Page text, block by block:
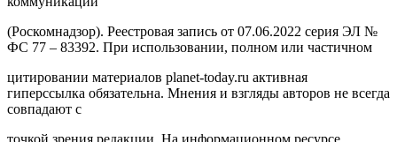
(Роскомнадзор). Реестровая запись от 07.06.2022 серия ЭЛ №
ФС 77 – 83392. При использовании, полном или частичном
цитировании материалов planet-today.ru активная
гиперссылка обязательна. Мнения и взгляды авторов не всегда
совпадают с
точкой зрения редакции. На информационном ресурсе